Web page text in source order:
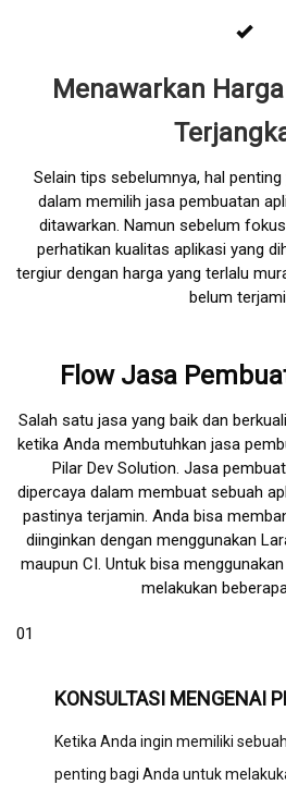
Menawarkan
Selain tips sebelumnya, hal
dalam memilih jasa pembuatan
ditawarkan. Namun sebelum
perhatikan kualitas aplikasi yang
tergiur dengan harga yang terlalu
belum
Flow Jasa
Salah satu jasa yang baik dan
ketika Anda membutuhkan jasa
Pilar Dev Solution. Jasa
dipercaya dalam membuat sebuah
pastinya terjamin. Anda bisa
diinginkan dengan menggunakan
maupun CI. Untuk bisa
melakukan
01
KONSULTASI MENGENAI
Ketika Anda ingin memiliki
penting bagi Anda untuk